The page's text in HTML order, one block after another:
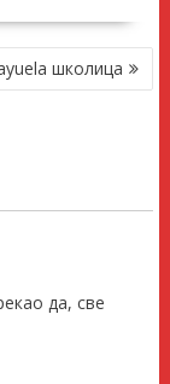
школица
да, све